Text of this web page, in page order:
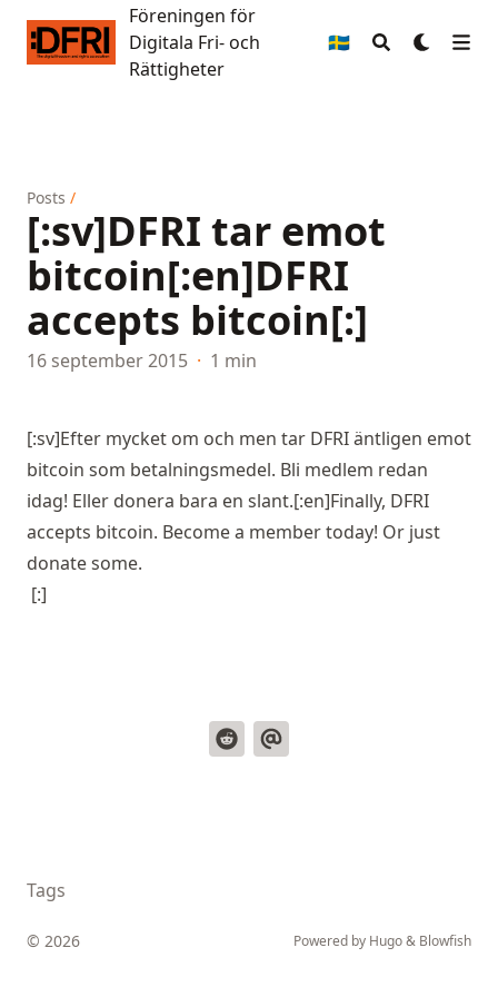
Föreningen för Digitala Fri- och Rättigheter
Föreningen för
Digitala Fri- och
Rättigheter
🇸🇪
Posts /
[:sv]DFRI tar emot
bitcoin[:en]DFRI
accepts bitcoin[:]
16 september 2015 · 1 min
[:sv]Efter mycket om och men tar DFRI äntligen emot
bitcoin som betalningsmedel. Bli medlem redan
idag! Eller donera bara en slant.[:en]Finally, DFRI
accepts bitcoin. Become a membertoday! Or just
donatesome.
[:]
Tags
© 2026 Powered by Hugo& Blowfish